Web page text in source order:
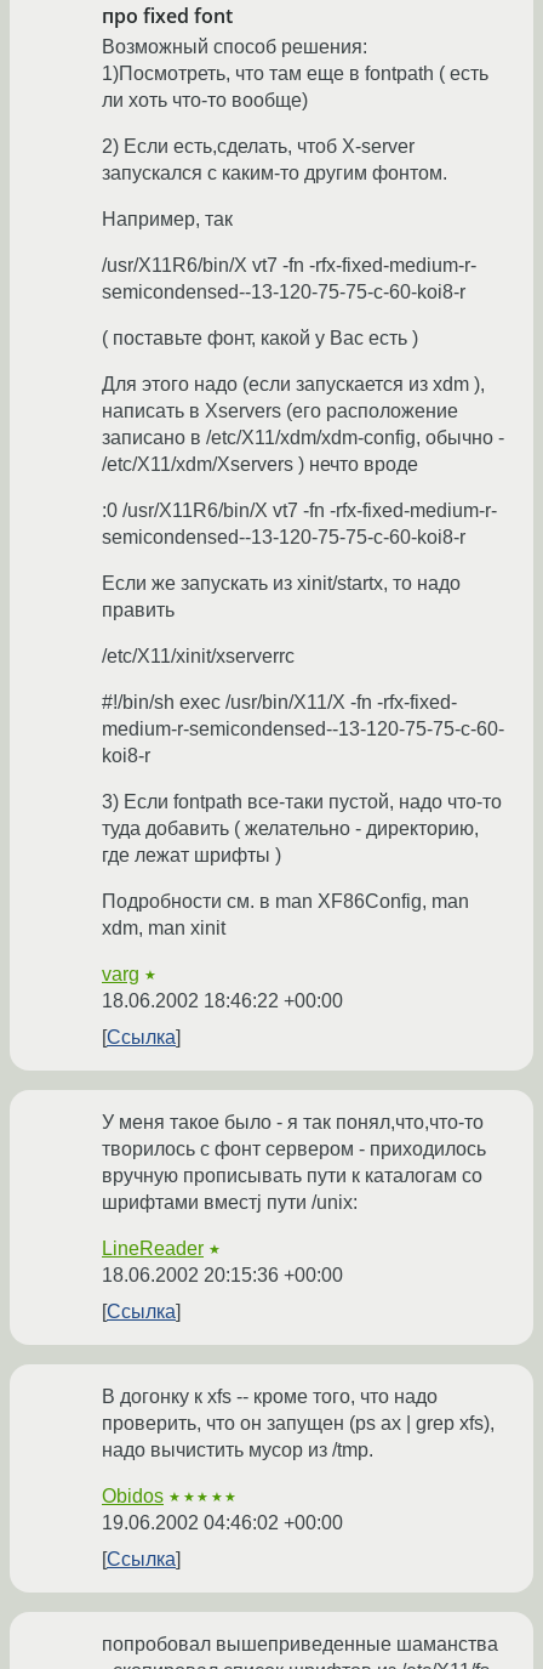
про fixed font
Возможный способ решения:
1)Посмотреть, что там еще в fontpath ( есть
ли хоть что-то вообще)
2) Если есть,сделать, чтоб X-server
запускался c каким-то другим фонтом.
Например, так
/usr/X11R6/bin/X vt7 -fn -rfx-fixed-medium-r-
semicondensed--13-120-75-75-c-60-koi8-r
( поставьте фонт, какой у Вас есть )
Для этого надо (если запускается из xdm ),
написать в Xservers (его расположение
записано в /etc/X11/xdm/xdm-config, обычно -
/etc/X11/xdm/Xservers ) нечто вроде
:0 /usr/X11R6/bin/X vt7 -fn -rfx-fixed-medium-r-
semicondensed--13-120-75-75-c-60-koi8-r
Если же запускать из xinit/startx, то надо
править
/etc/X11/xinit/xserverrc
#!/bin/sh exec /usr/bin/X11/X -fn -rfx-fixed-
medium-r-semicondensed--13-120-75-75-c-60-
koi8-r
3) Если fontpath все-таки пустой, надо что-то
туда добавить ( желательно - директорию,
где лежат шрифты )
Подробности см. в man XF86Config, man
xdm, man xinit
varg ★
18.06.2002 18:46:22 +00:00
Ссылка
У меня такое было - я так понял,что,что-то
творилось с фонт сервером - приходилось
вручную прописывать пути к каталогам со
шрифтами вместj пути /unix:
LineReader ★
18.06.2002 20:15:36 +00:00
Ссылка
В догонку к xfs -- кроме того, что надо
проверить, что он запущен (ps ax | grep xfs),
надо вычистить мусор из /tmp.
Obidos ★★★★★
19.06.2002 04:46:02 +00:00
Ссылка
попробовал вышеприведенные шаманства